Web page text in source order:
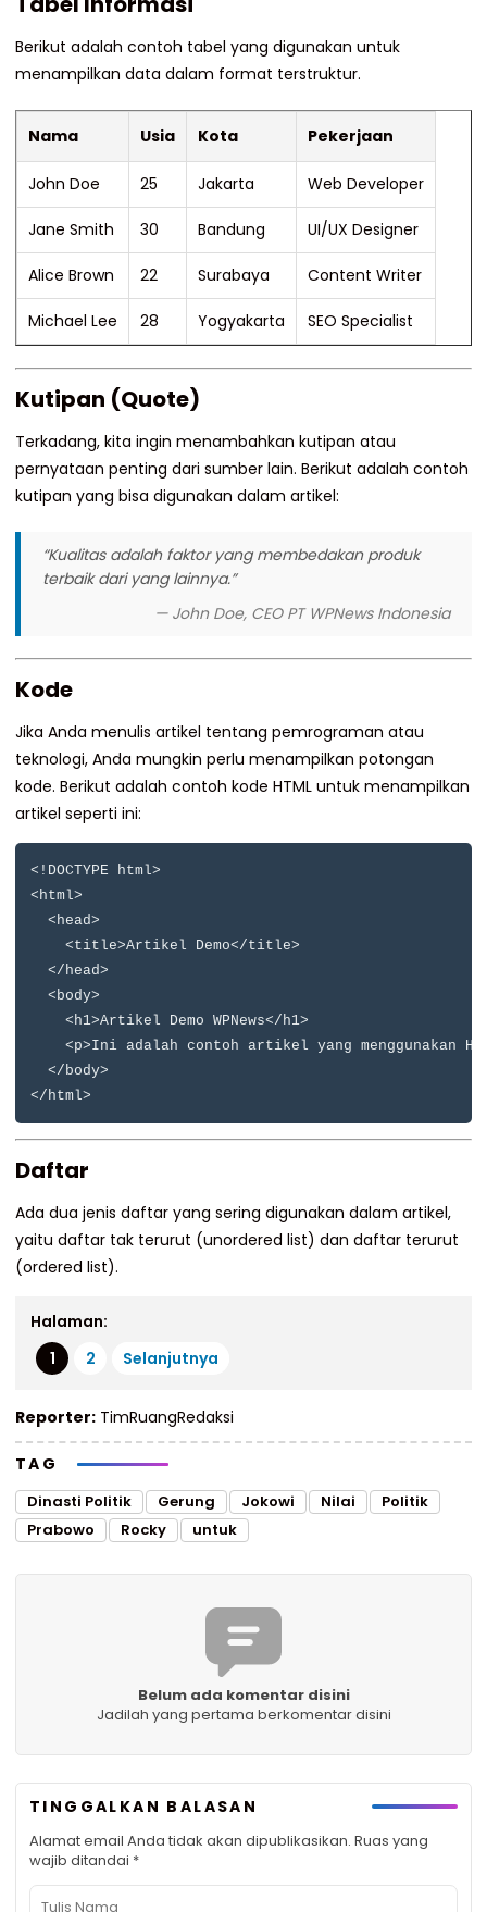
Berikut adalah contoh tabel yang digunakan untuk
menampilkan data dalam format terstruktur.
Nama Usia Kota Pekerjaan
John Doe 25 Jakarta Web Developer
Jane Smith 30 Bandung UI/UX Designer
Alice Brown 22 Surabaya Content Writer
Michael Lee 28 Yogyakarta SEO Specialist
Kutipan (Quote)
Terkadang, kita ingin menambahkan kutipan atau
pernyataan penting dari sumber lain. Berikut adalah contoh
kutipan yang bisa digunakan dalam artikel:
“Kualitas adalah faktor yang membedakan produk
terbaik dari yang lainnya.”
— John Doe, CEO PT WPNews Indonesia
Kode
Jika Anda menulis artikel tentang pemrograman atau
teknologi, Anda mungkin perlu menampilkan potongan
kode. Berikut adalah contoh kode HTML untuk menampilkan
artikel seperti ini:
<!DOCTYPE html>
<html>
  <head>
    <title>Artikel Demo</title>
  </head>
  <body>
    <h1>Artikel Demo WPNews</h1>
<p>Ini adalah contoh artikel yang menggunakan
  </body>
Daftar
Ada dua jenis daftar yang sering digunakan dalam artikel,
yaitu daftar tak terurut (unordered list) dan daftar terurut
(ordered list).
Halaman:
1
2 Selanjutnya
Reporter: TimRuangRedaksi
TAG
Dinasti Politik Gerung Jokowi Nilai
Politik
Prabowo
Rocky untuk
Belum ada komentar disini
Jadilah yang pertama berkomentar disini
TINGGALKAN BALASAN
Alamat email Anda tidak akan dipublikasikan. Ruas yang
wajib ditandai *